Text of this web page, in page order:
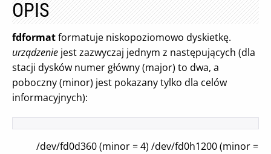
OPIS
fdformatformatuje niskopoziomowo dyskietkę.
urządzenie jest zazwyczaj jednym z następujących (dla
stacji dysków numer główny (major) to dwa, a
poboczny (minor) jest pokazany tylko dla celów
informacyjnych):
/dev/fd0d360 (minor = 4) /dev/fd0h1200 (minor =